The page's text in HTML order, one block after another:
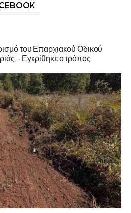
του Επαρχιακού Οδικού
– Εγκρίθηκε ο τρόπος